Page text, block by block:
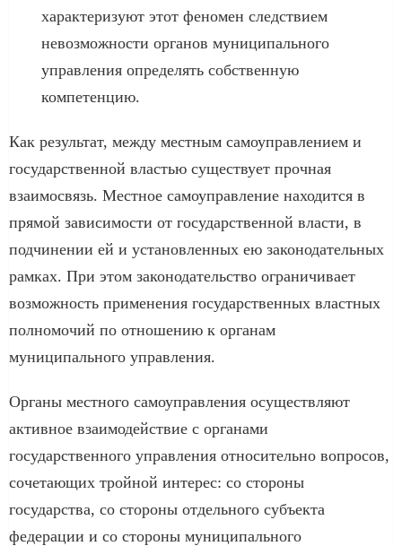
характеризуют этот феномен следствием
невозможности органов муниципального
управления определять собственную
компетенцию.
Как результат, между местным самоуправлением и
государственной властью существует прочная
взаимосвязь. Местное самоуправление находится в
прямой зависимости от государственной власти, в
подчинении ей и установленных ею законодательных
рамках. При этом законодательство ограничивает
возможность применения государственных властных
полномочий по отношению к органам
муниципального управления.
Органы местного самоуправления осуществляют
активное взаимодействие с органами
государственного управления относительно вопросов,
сочетающих тройной интерес: со стороны
государства, со стороны отдельного субъекта
федерации и со стороны муниципального